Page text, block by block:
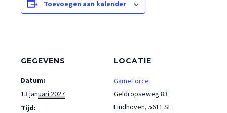
Toevoegen aan kalender
GEGEVENS
Datum:
13 januari 2027
Tijd:
LOCATIE
GameForce
Geldropseweg 83
Eindhoven, 5611 SE